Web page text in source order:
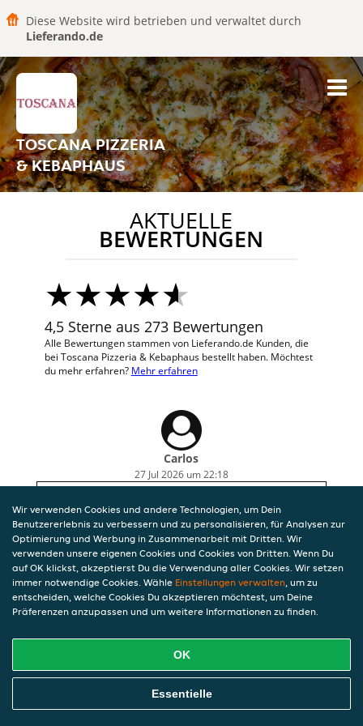
Diese Website wird betrieben und verwaltet durch
Lieferando.de
TOSCANA PIZZERIA
& KEBAPHAUS
AKTUELLE
BEWERTUNGEN
4,5 Sterne aus 273 Bewertungen
Alle Bewertungen stammen von Lieferando.de Kunden, die
bei Toscana Pizzeria & Kebaphaus bestellt haben. Möchtest
du mehr erfahren? Mehr erfahren
Carlos
27 Jul 2026 um 22:18
Wir verwenden Cookies und andere Technologien, um Dein
Benutzererlebnis zu verbessern und zu personalisieren, für Analysen zur
Optimierung und Werbung in Zusammenarbeit mit Dritten. Wir
verwenden unsere eigenen Cookies und Cookies von Dritten. Wenn Du
auf OK klickst, akzeptierst Du die Verwendung aller Cookies. Wir setzen
immer notwendige Cookies. Wähle Einstellungen verwalten, um zu
entscheiden, welche Cookies Du akzeptieren möchtest, um Deine
Präferenzen anzupassen und um weitere Informationen zu finden.
OK
Essentielle